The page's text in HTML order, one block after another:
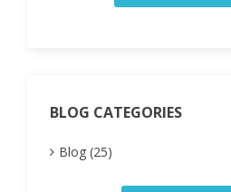
BLOG CATEGORIES
Blog (25)